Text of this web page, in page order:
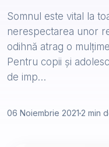
Somnul este vital la
nerespectarea unor
odihnă atrag o
Pentru copii și
de imp…
06 Noiembrie 2021 2 min